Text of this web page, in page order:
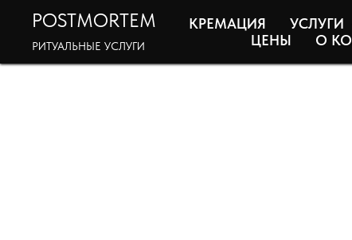
POSTMORTEM
РИТУАЛЬНЫЕ УСЛУГИ
КРЕМАЦИЯ УСЛУГИ
ЦЕНЫ
О